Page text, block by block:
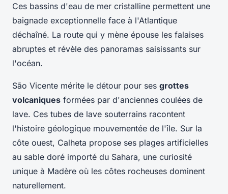
Ces bassins d'eau de mer cristalline permettent une
baignade exceptionnelle face à l'Atlantique
déchaîné. La route qui y mène épouse les falaises
abruptes et révèle des panoramas saisissants sur
l'océan.
São Vicente mérite le détour pour ses grottes
volcaniques formées par d'anciennes coulées de
lave. Ces tubes de lave souterrains racontent
l'histoire géologique mouvementée de l'île. Sur la
côte ouest, Calheta propose ses plages artificielles
au sable doré importé du Sahara, une curiosité
unique à Madère où les côtes rocheuses dominent
naturellement.